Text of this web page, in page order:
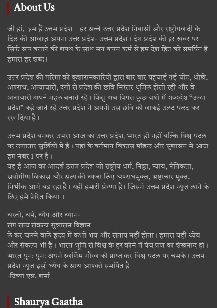
About Us
जी हां, हम हैं उत्तम प्रदेश । हर सच्चे उत्तर प्रदेश निवासी और राष्ट्रीयवादी के
दिल की आवाज़ अपना उत्तर प्रदेश- उत्तम प्रदेश। देश प्रदेश की हर खबर पर
सिर्फ सच बताने की शपथ के साथ मन वचन कर्म से हम देश हित को समर्पित है
हमारा हर शब्द।
उत्तर प्रदेश की गरिमा को कुशासनकारियों द्वारा बार बार पहुंचाई गई चोट, धोखे,
अपराध, अत्याचारों, दंगों से प्रदेश की छवि निरंतर धूमिल होती रही और वे
अनाचारी अपने महल बनाते रहे। किंतु अब विगत कुछ वर्षों में शब्ददंश “उल्टा
प्रदेश” कहे जाते रहे उत्तर प्रदेश ने अपनी उस छवि को वाकई उलट पलट कर
रख दिया है।
उत्तम प्रदेश बनकर उभरा आज का उत्तर प्रदेश, भारत ही नहीं बल्कि विश्व पटल
पर लगातार सुर्खियों में है। यहां के वर्तमान विकास मॉडल और सुशासन में आज
हम नंबर 1 पर है।
यह है आज का आदर्श उत्तम प्रदेश जो राष्ट्रीय धर्म, निष्ठा, न्याय, नैतिकता,
सर्वांगीण विकास और सत्य की ध्वजा लिए अपराधमुक्त, भ्रष्टाचार मुक्त,
निर्भीक आगे बढ़ रहा है। यही हमारी प्रेरणा है। जिसने उत्तम प्रदेश न्यूज लाने के
लिए हमें प्रेरित किया ।
धरती, धर्म, ध्येय और ध्यान-
संग सत्य संकल्प सुशासन विज्ञान
ले कर चलने वाले हृदय में कभी भय और संताप नहीं होता। हमारा यही ध्येय
और संकल्प भी है। भारत भूमि से विश्व के हर कोने में पंच प्रण का शंखनाद हो।
भारत पुनः पुनः अपने स्वर्णिम गौरव को प्राप्त कर विश्व पटल पर चमके। उत्तम
प्रदेश न्यूज इसी ध्येय के साथ आपको समर्पित है
-दिव्या एस. शर्मा
Shaurya Gaatha